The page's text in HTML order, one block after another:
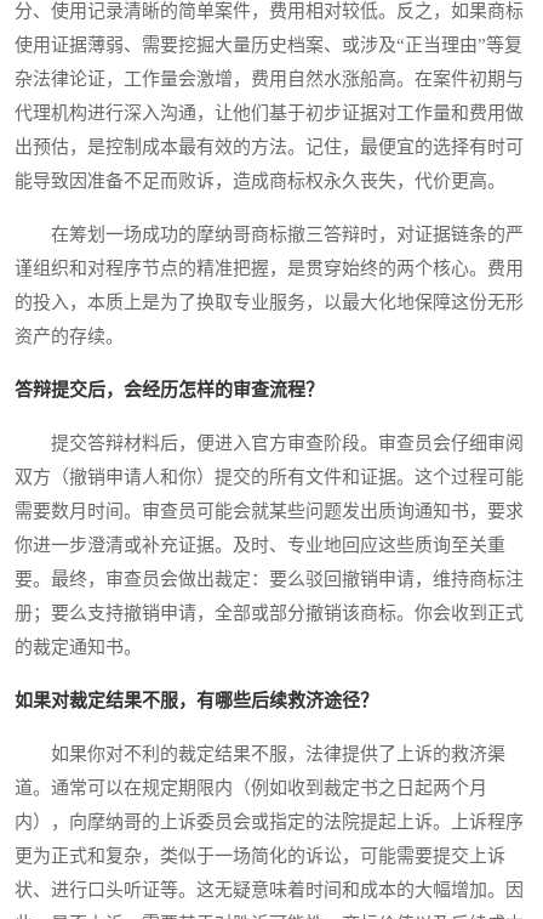
分、使用记录清晰的简单案件，费用相对较低。反之，如果商标
使用证据薄弱、需要挖掘大量历史档案、或涉及“正当理由”等复
杂法律论证，工作量会激增，费用自然水涨船高。在案件初期与
代理机构进行深入沟通，让他们基于初步证据对工作量和费用做
出预估，是控制成本最有效的方法。记住，最便宜的选择有时可
能导致因准备不足而败诉，造成商标权永久丧失，代价更高。
在筹划一场成功的摩纳哥商标撤三答辩时，对证据链条的严
谨组织和对程序节点的精准把握，是贯穿始终的两个核心。费用
的投入，本质上是为了换取专业服务，以最大化地保障这份无形
资产的存续。
答辩提交后，会经历怎样的审查流程？
提交答辩材料后，便进入官方审查阶段。审查员会仔细审阅
双方（撤销申请人和你）提交的所有文件和证据。这个过程可能
需要数月时间。审查员可能会就某些问题发出质询通知书，要求
你进一步澄清或补充证据。及时、专业地回应这些质询至关重
要。最终，审查员会做出裁定：要么驳回撤销申请，维持商标注
册；要么支持撤销申请，全部或部分撤销该商标。你会收到正式
的裁定通知书。
如果对裁定结果不服，有哪些后续救济途径？
如果你对不利的裁定结果不服，法律提供了上诉的救济渠
道。通常可以在规定期限内（例如收到裁定书之日起两个月
内），向摩纳哥的上诉委员会或指定的法院提起上诉。上诉程序
更为正式和复杂，类似于一场简化的诉讼，可能需要提交上诉
状、进行口头听证等。这无疑意味着时间和成本的大幅增加。因